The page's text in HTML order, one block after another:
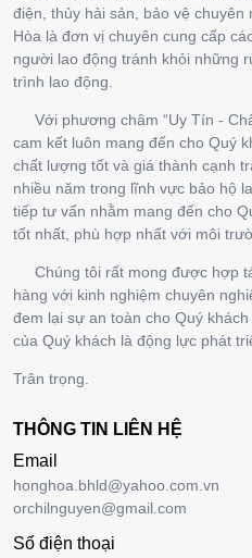
điện, thủy hải sản, bảo vệ
Hòa là đơn vị chuyên cung cấp
người lao động tránh khỏi những
trình lao động.
Với phương châm “Uy Tín -
cam kết luôn mang đến cho Quý
chất lượng tốt và giá thành cạnh
nhiều năm trong lĩnh vực bảo hộ
tiếp tư vấn nhằm mang đến cho
tốt nhất, phù hợp nhất với môi
Chúng tôi rất mong được hợp
hàng với kinh nghiệm chuyên
đem lại sự an toàn cho Quý
của Quý khách là động lực phát
Trân trọng.
THÔNG TIN LIÊN HỆ
Email
honghoa.bhld@yahoo.com.vn
orchilnguyen@gmail.com
Số điện thoại